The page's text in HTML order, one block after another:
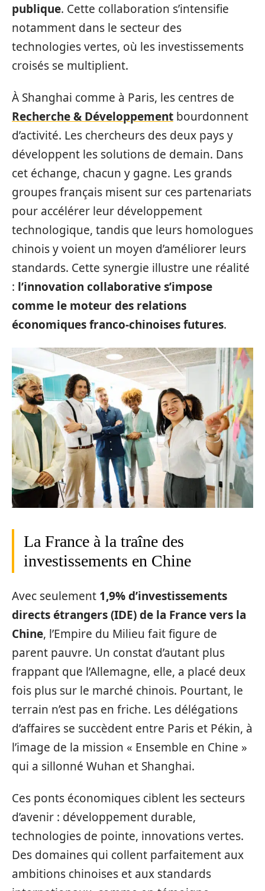
publique. Cette collaboration s’intensifie
notamment dans le secteur des
technologies vertes, où les investissements
croisés se multiplient.
À Shanghai comme à Paris, les centres de
Recherche & Développement bourdonnent
d’activité. Les chercheurs des deux pays y
développent les solutions de demain. Dans
cet échange, chacun y gagne. Les grands
groupes français misent sur ces partenariats
pour accélérer leur développement
technologique, tandis que leurs homologues
chinois y voient un moyen d’améliorer leurs
standards. Cette synergie illustre une réalité
: l’innovation collaborative s’impose
comme le moteur des relations
économiques franco-chinoises futures.
La France à la traîne des
investissements en Chine
Avec seulement 1,9% d’investissements
directs étrangers (IDE) de la France vers la
Chine, l’Empire du Milieu fait figure de
parent pauvre. Un constat d’autant plus
frappant que l’Allemagne, elle, a placé deux
fois plus sur le marché chinois. Pourtant, le
terrain n’est pas en friche. Les délégations
d’affaires se succèdent entre Paris et Pékin, à
l’image de la mission « Ensemble en Chine »
qui a sillonné Wuhan et Shanghai.
Ces ponts économiques ciblent les secteurs
d’avenir : développement durable,
technologies de pointe, innovations vertes.
Des domaines qui collent parfaitement aux
ambitions chinoises et aux standards